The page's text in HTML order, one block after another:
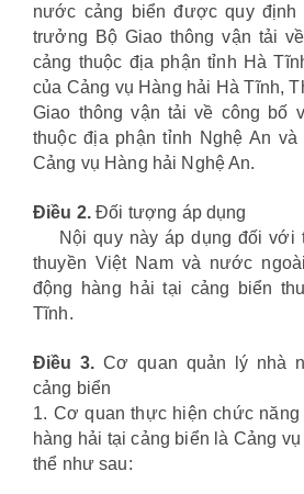
nước cảng biển được quy
trưởng Bộ Giao thông vận tải
cảng thuộc địa phận tỉnh Hà
của Cảng vụ Hàng hải Hà Tĩnh,
Giao thông vận tải về công bố
thuộc địa phận tỉnh Nghệ An
Cảng vụ Hàng hải Nghệ An.
Điều 2.Đối tượng áp dụng
Nội quy này áp dụng đối với
thuyền Việt Nam và nước
động hàng hải tại cảng biển
Tĩnh.
Điều 3.Cơ quan quản lý nhà
cảng biển
1. Cơ quan thực hiện chức
hàng hải tại cảng biển là Cảng
thể như sau: